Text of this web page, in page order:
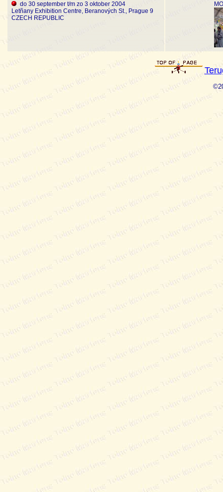
do 30 september t/m zo 3 oktober 2004
Letñany Exhibition Centre, Beranových St., Prague 9
CZECH REPUBLIC